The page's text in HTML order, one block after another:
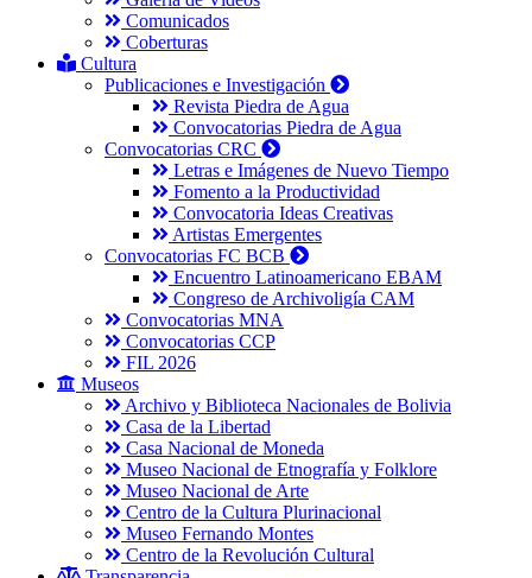
Comunicados
Coberturas
Cultura
Publicaciones e Investigación
Revista Piedra de Agua
Convocatorias Piedra de Agua
Convocatorias CRC
Letras e Imágenes de Nuevo Tiempo
Fomento a la Productividad
Convocatoria Ideas Creativas
Artistas Emergentes
Convocatorias FC BCB
Encuentro Latinoamericano EBAM
Congreso de Archivoligía CAM
Convocatorias MNA
Convocatorias CCP
FIL 2026
Museos
Archivo y Biblioteca Nacionales de Bolivia
Casa de la Libertad
Casa Nacional de Moneda
Museo Nacional de Etnografía y Folklore
Museo Nacional de Arte
Centro de la Cultura Plurinacional
Museo Fernando Montes
Centro de la Revolución Cultural